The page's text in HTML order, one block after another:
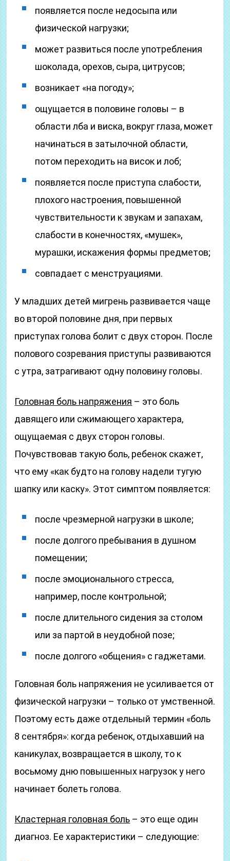
появляется после недосыпа или
физической нагрузки;
может развиться после употребления
шоколада, орехов, сыра, цитрусов;
возникает «на погоду»;
ощущается в половине головы – в
области лба и виска, вокруг глаза, может
начинаться в затылочной области,
потом переходить на висок и лоб;
появляется после приступа слабости,
плохого настроения, повышенной
чувствительности к звукам и запахам,
слабости в конечностях, «мушек»,
мурашки, искажения формы предметов;
совпадает с менструациями.
У младших детей мигрень развивается чаще
во второй половине дня, при первых
приступах голова болит с двух сторон. После
полового созревания приступы развиваются
с утра, затрагивают одну половину головы.
Головная боль напряжения – это боль
давящего или сжимающего характера,
ощущаемая с двух сторон головы.
Почувствовав такую боль, ребенок скажет,
что ему «как будто на голову надели тугую
шапку или каску». Этот симптом появляется:
после чрезмерной нагрузки в школе;
после долгого пребывания в душном
помещении;
после эмоционального стресса,
например, после контрольной;
после длительного сидения за столом
или за партой в неудобной позе;
после долгого «общения» с гаджетами.
Головная боль напряжения не усиливается от
физической нагрузки – только от умственной.
Поэтому есть даже отдельный термин «боль
8 сентября»: когда ребенок, отдыхавший на
каникулах, возвращается в школу, то к
восьмому дню повышенных нагрузок у него
начинает болеть голова.
Кластерная головная боль – это еще один
диагноз. Ее характеристики – следующие: